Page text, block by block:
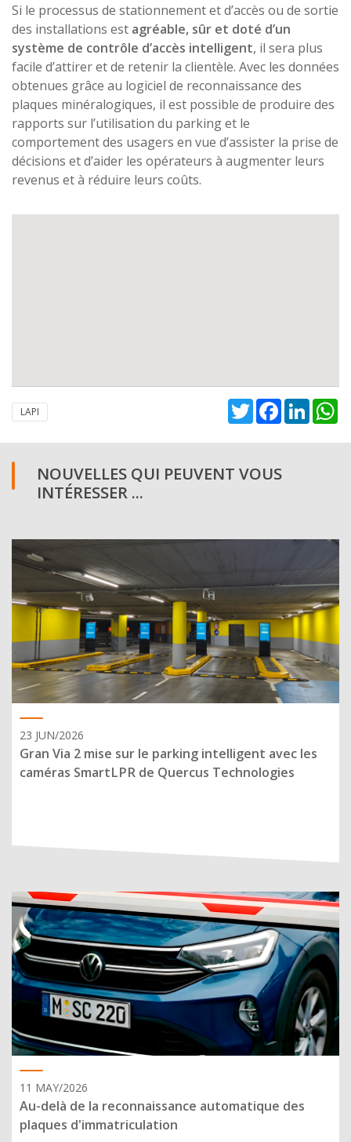
Si le processus de stationnement et d’accès ou de sortie
des installations est agréable, sûr et doté d’un
système de contrôle d’accès intelligent, il sera plus
facile d’attirer et de retenir la clientèle. Avec les données
obtenues grâce au logiciel de reconnaissance des
plaques minéralogiques, il est possible de produire des
rapports sur l’utilisation du parking et le
comportement des usagers en vue d’assister la prise de
décisions et d’aider les opérateurs à augmenter leurs
revenus et à réduire leurs coûts.
LAPI TwitterFacebook
NOUVELLES QUI PEUVENT VOUS
INTÉRESSER ...
23 JUN/2026
Gran Via 2 mise sur le parking intelligent avec les
caméras SmartLPR de Quercus Technologies
11 MAY/2026
Au-delà de la reconnaissance automatique des
plaques d'immatriculation